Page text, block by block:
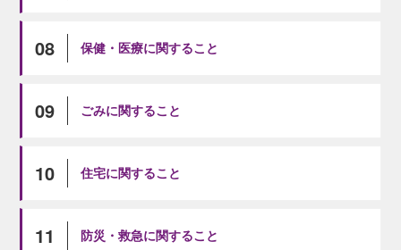
08 保健・医療に関すること
09 ごみに関すること
10 住宅に関すること
11 防災・救急に関すること